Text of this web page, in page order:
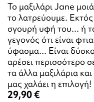
Το μαξιλάρι Jane
το λατρεύουμε. Εκτός
σγουρή υφή του... ή
γεγονός ότι είναι
ύφασμα... Είναι
αρέσει περισσότερο
τα άλλα μαξιλάρια
μας χαλάει η επιλογή!
29,90 €